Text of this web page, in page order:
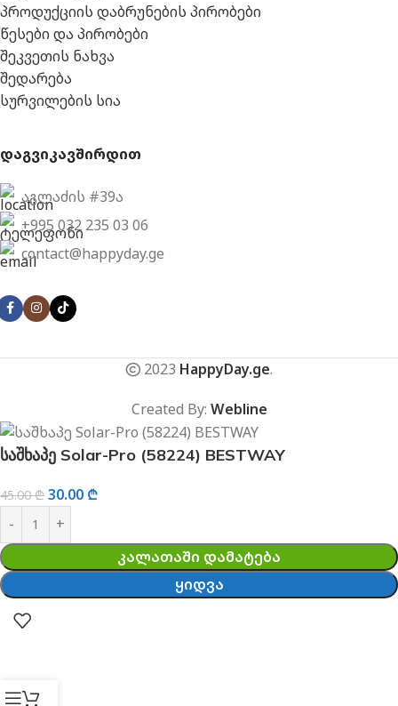
პროდუქციის დაბრუნების პირობები
წესები და პირობები
შეკვეთის ნახვა
შედარება
სურვილების სია
დაგვიკავშირდით
აგლაძის #39ა
+995 032 235 03 06
contact@happyday.ge
2023 HappyDay.ge.
Created By: Webline
საშხაპე Solar-Pro (58224) BESTWAY
45.00₾ 30.00 ₾
ᲙᲐᲚᲐᲗᲐᲨᲘ ᲓᲐᲛᲐᲢᲔᲑᲐ
ᲧᲘᲓᲕᲐ